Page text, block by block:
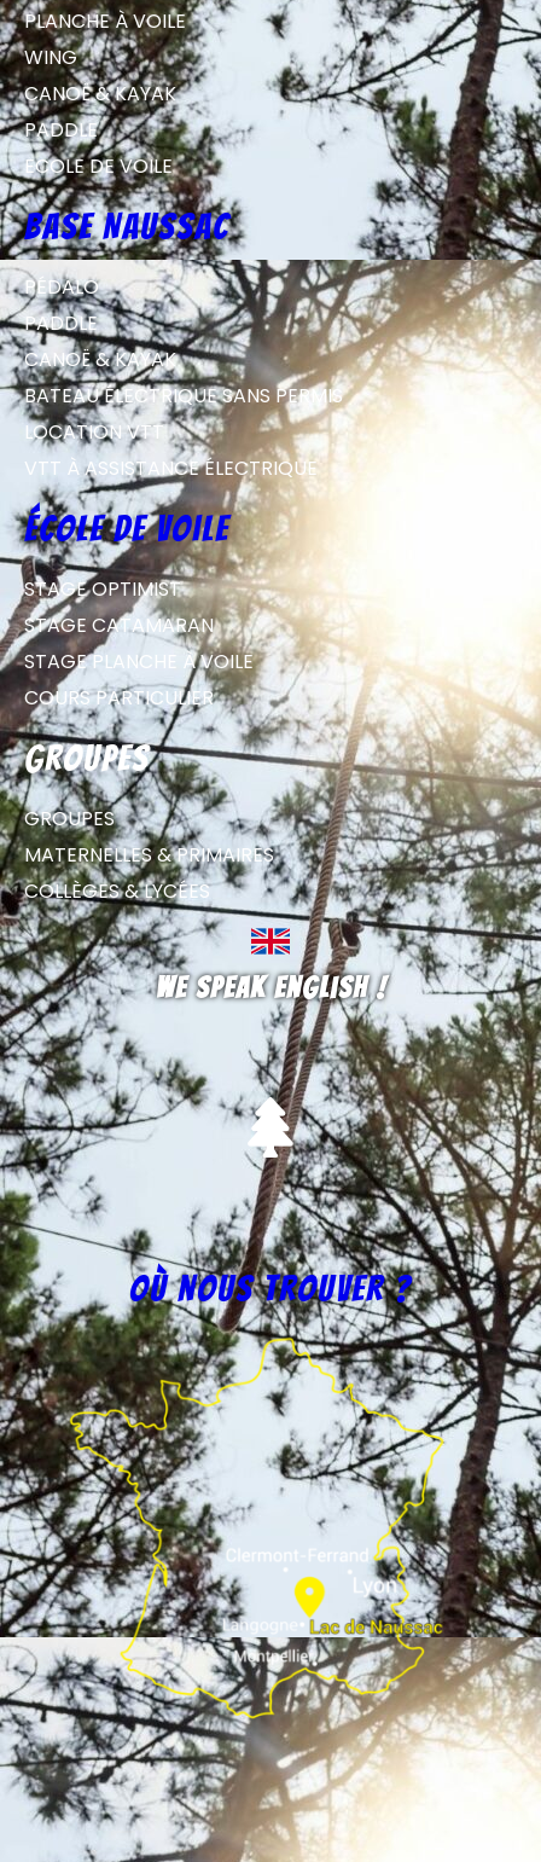
PLANCHE À VOILE
WING
CANOË & KAYAK
PADDLE
ECOLE DE VOILE
Base Naussac
PÉDALO
PADDLE
CANOË & KAYAK
BATEAU ÉLECTRIQUE SANS PERMIS
LOCATION VTT
VTT À ASSISTANCE ÉLECTRIQUE
école de voile
STAGE OPTIMIST
STAGE CATAMARAN
STAGE PLANCHE À VOILE
COURS PARTICULIER
groupes
GROUPES
MATERNELLES & PRIMAIRES
COLLÈGES & LYCÉES
We speak english !
Où nous trouver ?